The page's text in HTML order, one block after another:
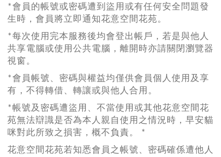
*會員的帳號或密碼遭到盜用或有任何安全問題發
生時，會員將立即通知花意空間花苑。
*每次使用完本服務後均會登出帳戶，若是與他人
共享電腦或使用公共電腦，離開時亦請關閉瀏覽器
視窗。
*會員帳號、密碼與權益均僅供會員個人使用及享
有，不得轉借、轉讓或與他人合用。
*帳號及密碼遭盜用、不當使用或其他花意空間花
苑無法辯識是否為本人親自使用之情況時，早安貓
咪對此所致之損害，概不負責。 *
花意空間花苑若知悉會員之帳號、密碼確係遭他人